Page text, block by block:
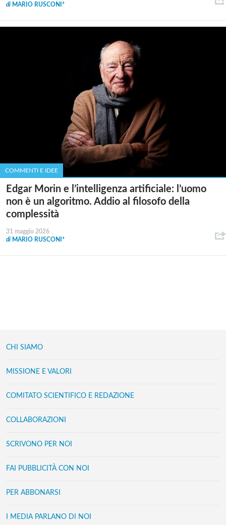
di MARIO RUSCONI*
COMMENTI E IDEE
Edgar Morin e l’intelligenza artificiale: l’uomo
non è un algoritmo. Addio al filosofo della
complessità
31 maggio 2026
di MARIO RUSCONI*
CHI SIAMO
MISSIONE E VALORI
COMITATO SCIENTIFICO E REDAZIONE
COLLABORAZIONI
SCRIVONO PER NOI
FAI PUBBLICITÀ CON NOI
PER ABBONARSI
I MEDIA PARLANO DI NOI